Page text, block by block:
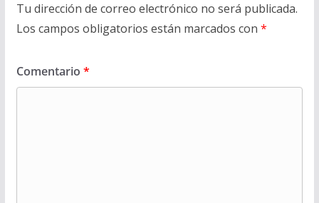
Tu dirección de correo electrónico no será publicada.
Los campos obligatorios están marcados con *
Comentario *